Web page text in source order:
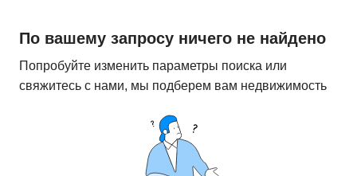
По вашему запросу ничего не найдено
Попробуйте изменить параметры поиска или
свяжитесь с нами, мы подберем вам недвижимость